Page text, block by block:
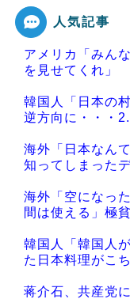
Powered by
人気記事
アメリカ「みん
を見せてくれ」
韓国人「日本の
逆方向に・・・
海外「日本なん
知ってしまった
海外「空になっ
間は使える」極
韓国人「韓国人
た日本料理がこ
蒋介石、共産党